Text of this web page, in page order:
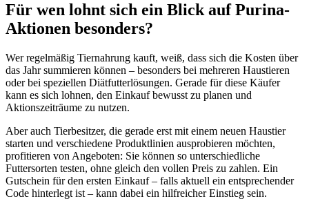
Für wen lohnt sich ein Blick auf Purina-
Aktionen besonders?
Wer regelmäßig Tiernahrung kauft, weiß, dass sich die Kosten über
das Jahr summieren können – besonders bei mehreren Haustieren
oder bei speziellen Diätfutterlösungen. Gerade für diese Käufer
kann es sich lohnen, den Einkauf bewusst zu planen und
Aktionszeiträume zu nutzen.
Aber auch Tierbesitzer, die gerade erst mit einem neuen Haustier
starten und verschiedene Produktlinien ausprobieren möchten,
profitieren von Angeboten: Sie können so unterschiedliche
Futtersorten testen, ohne gleich den vollen Preis zu zahlen. Ein
Gutschein für den ersten Einkauf – falls aktuell ein entsprechender
Code hinterlegt ist – kann dabei ein hilfreicher Einstieg sein.